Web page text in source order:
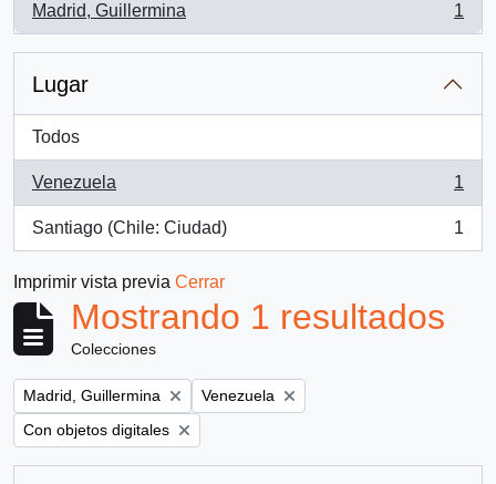
Madrid, Guillermina
, 1 resultados
1
Lugar
Todos
Venezuela
, 1 resultados
1
Santiago (Chile: Ciudad)
, 1 resultados
1
Imprimir vista previa Cerrar
Mostrando 1 resultados
Colecciones
Remove filter:
Madrid, Guillermina Remove filter:
Venezuela
Remove filter:
Con objetos digitales